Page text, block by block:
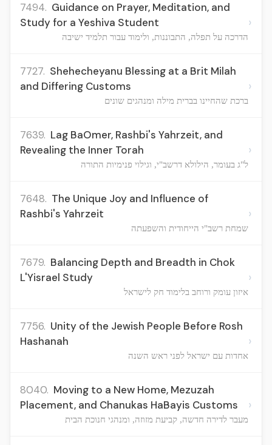
7494. Guidance on Prayer, Meditation, and
Study for a Yeshiva Student
הדרכה על תפלה, התבוננות, ולימוד עבור תלמיד ישיבה
›
7727. Shehecheyanu Blessing at a Brit Milah
and Differing Customs
ברכת שהחיינו בברית מילה ומנהגים שונים
›
7639. Lag BaOmer, Rashbi's Yahrzeit, and
Revealing the Inner Torah
ל"ג בעומר, הילולא דרשב"י, וגילוי פנימיות התורה
›
7648. The Unique Joy and Influence of
Rashbi's Yahrzeit
שמחת רשב"י הייחודית והשפעתה
›
7679. Balancing Depth and Breadth in Chok
L'Yisrael Study
איזון עומק ורוחב בלימוד חק לישראל
›
7756. Unity of the Jewish People Before Rosh
Hashanah
אחדות עם ישראל לפני ראש השנה
›
8040. Moving to a New Home, Mezuzah
Placement, and Chanukas HaBayis Customs
מעבר לדירה חדשה, קביעת מזוזה, ומנהגי חנוכת הבית
›